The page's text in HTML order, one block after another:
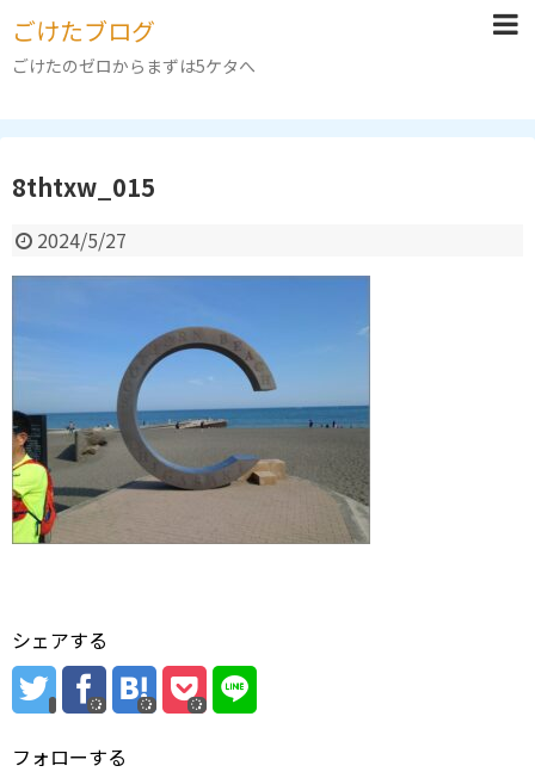
ごけたブログ
ごけたのゼロからまずは5ケタへ
8thtxw_015
2024/5/27
シェアする
フォローする